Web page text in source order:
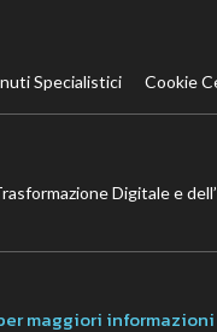
Specialistici Cookie
Digitale e
maggiori informazioni